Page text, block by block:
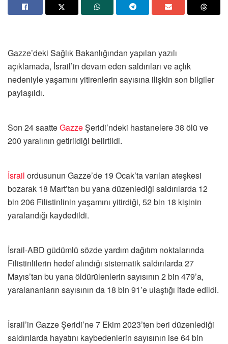
Gazze’deki Sağlık Bakanlığından yapılan yazılı
açıklamada, İsrail’in devam eden saldırıları ve açlık
nedeniyle yaşamını yitirenlerin sayısına ilişkin son bilgiler
paylaşıldı.
Son 24 saatteGazzeŞeridi’ndeki hastanelere 38 ölü ve
200 yaralının getirildiği belirtildi.
İsrail ordusunun Gazze’de 19 Ocak’ta varılan ateşkesi
bozarak 18 Mart’tan bu yana düzenlediği saldırılarda 12
bin 206 Filistinlinin yaşamını yitirdiği, 52 bin 18 kişinin
yaralandığı kaydedildi.
İsrail-ABD güdümlü sözde yardım dağıtım noktalarında
Filistinlilerin hedef alındığı sistematik saldırılarda 27
Mayıs’tan bu yana öldürülenlerin sayısının 2 bin 479’a,
yaralananların sayısının da 18 bin 91’e ulaştığı ifade edildi.
İsrail’in Gazze Şeridi’ne 7 Ekim 2023’ten beri düzenlediği
saldırılarda hayatını kaybedenlerin sayısının ise 64 bin